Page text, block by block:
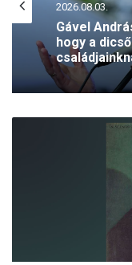
2026.08.03.
Gável
hogy a
k